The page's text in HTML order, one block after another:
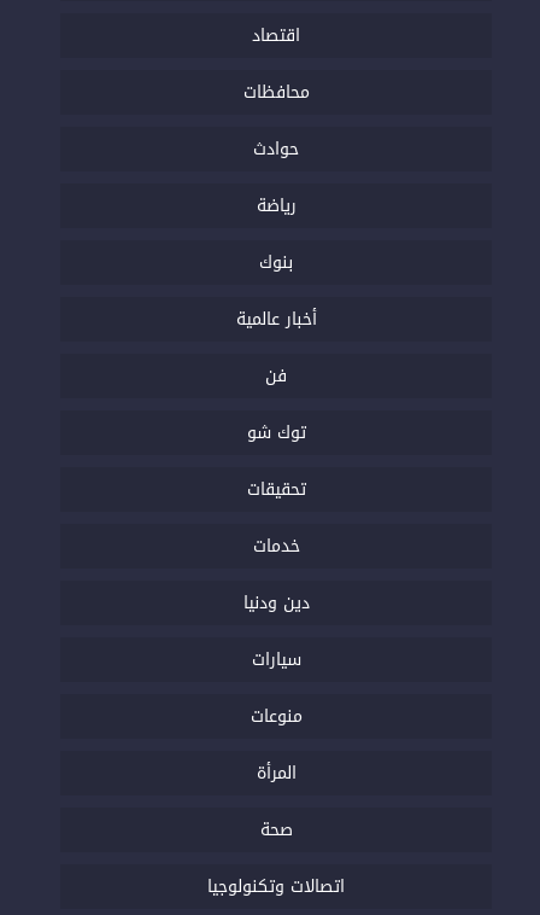
اقتصاد
محافظات
حوادث
رياضة
بنوك
أخبار عالمية
فن
توك شو
تحقيقات
خدمات
دين ودنيا
سيارات
منوعات
المرأة
صحة
اتصالات وتكنولوجيا